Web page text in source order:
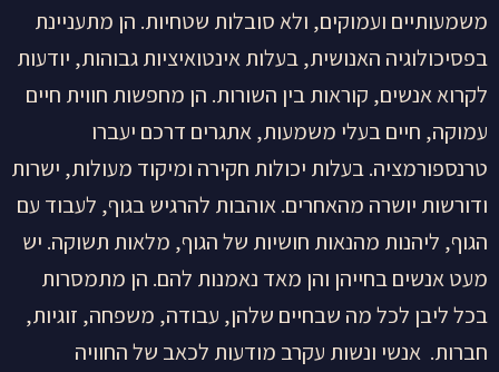
משמעותיים ועמוקים, ולא סובלות שטחיות. הן מתעניינת
בפסיכולוגיה האנושית, בעלות אינטואיציות גבוהות, יודעות
לקרוא אנשים, קוראות בין השורות. הן מחפשות חווית חיים
עמוקה, חיים בעלי משמעות, אתגרים דרכם יעברו
טרנספורמציה. בעלות יכולות חקירה ומיקוד מעולות, ישרות
ודורשות יושרה מהאחרים. אוהבות להרגיש בגוף, לעבוד עם
הגוף, ליהנות מהנאות חושיות של הגוף, מלאות תשוקה. יש
מעט אנשים בחייהן והן מאד נאמנות להם. הן מתמסרות
בכל ליבן לכל מה שבחיים שלהן, עבודה, משפחה, זוגיות,
חברות. אנשי ונשות עקרב מודעות לכאב של החוויה